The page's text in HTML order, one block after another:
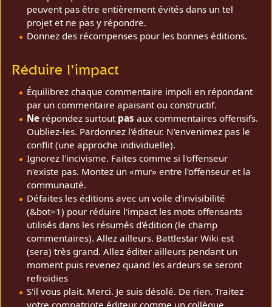
peuvent pas être entièrement évités dans un tel
projet et ne pas y répondre.
Donnez des récompenses pour les bonnes éditions.
Réduire l'impact
Équilibrez chaque commentaire impoli en répondant
par un commentaire apaisant ou constructif.
Nerépondez surtout pas aux commentaires offensifs.
Oubliez-les. Pardonnez l'éditeur. N'envenimez pas le
conflit (une approche individuelle).
Ignorez l'incivisme. Faites comme si l'offenseur
n'existe pas. Montez un «mur» entre l'offenseur et la
communauté.
Défaites les éditions avec un voile d'invisibilité
(&bot=1) pour réduire l'impact les mots offensants
utilisés dans les résumés d'édition (le champ
commentaires). Allez ailleurs. Battlestar Wiki est
(sera) très grand. Allez éditer ailleurs pendant un
moment puis revenez quand les ardeurs se seront
refroidies
S'il vous plait. Merci. Je suis désolé. De rien. Traitez
votre compatriote éditeur comme un collègue